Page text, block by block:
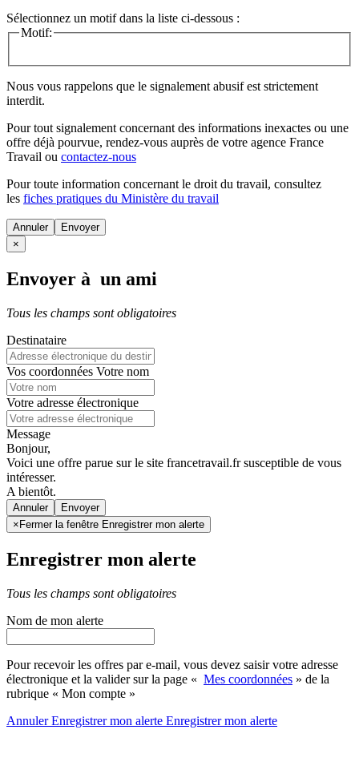
Sélectionnez un motif dans la liste ci-dessous :
Motif:
Nous vous rappelons que le signalement abusif est strictement
interdit.
Pour tout signalement concernant des informations inexactes ou une
offre déjà pourvue, rendez-vous auprès de votre agence France
Travail ou contactez-nous
Pour toute information concernant le droit du travail, consultez
les fiches pratiques du Ministère du travail
Annuler
×
Envoyer à un ami
Tous les champs sont obligatoires
Destinataire
Vos coordonnées Votre nom
Votre adresse électronique
Message
Bonjour,
Voici une offre parue sur le site francetravail.fr susceptible de vous
intéresser.
A bientôt.
Annuler
× Fermer la fenêtre Enregistrer mon alerte
Enregistrer mon alerte
Tous les champs sont obligatoires
Nom de mon alerte
Pour recevoir les offres par e-mail, vous devez saisir votre adresse
électronique et la valider sur la page « Mes coordonnées » de la
rubrique « Mon compte »
AnnulerEnregistrer mon alerte Enregistrermon alerte